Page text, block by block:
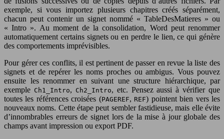
exemple, si vous importez plusieurs chapitres créés séparément,
chacun peut contenir un signet nommé « TableDesMatieres » ou
« Intro ». Au moment de la consolidation, Word peut renommer
automatiquement certains signets ou en perdre le lien, ce qui génère
des comportements imprévisibles.
Pour gérer ces conflits, il est pertinent de passer en revue la liste des
signets et de repérer les noms proches ou ambigus. Vous pouvez
ensuite les renommer en suivant une structure hiérarchique, par
exemple Ch1_Intro, Ch2_Intro, etc. Pensez aussi à vérifier que
toutes les références croisées (PAGEREF, REF) pointent bien vers les
nouveaux noms. Cette étape peut sembler fastidieuse, mais elle évite
d’innombrables erreurs de signet lors de la mise à jour globale des
champs avant impression ou export PDF.